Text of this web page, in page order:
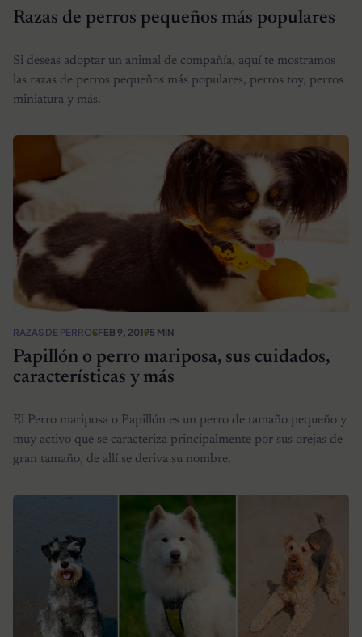
Razas de perros pequeños más populares
Si deseas adoptar un animal de compañía, aquí te mostramos
las razas de perros pequeños más populares, perros toy, perros
miniatura y más.
RAZAS DE PERROSFEB 9, 20195 MIN
Papillón o perro mariposa, sus cuidados,
características y más
El Perro mariposa o Papillón es un perro de tamaño pequeño y
muy activo que se caracteriza principalmente por sus orejas de
gran tamaño, de allí se deriva su nombre.